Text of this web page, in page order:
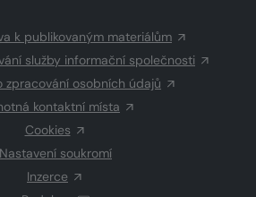
k publikovaným materiálům
služby informační společnosti
zpracování osobních údajů
kontaktní místa
Cookies
Nastavení soukromí
Inzerce